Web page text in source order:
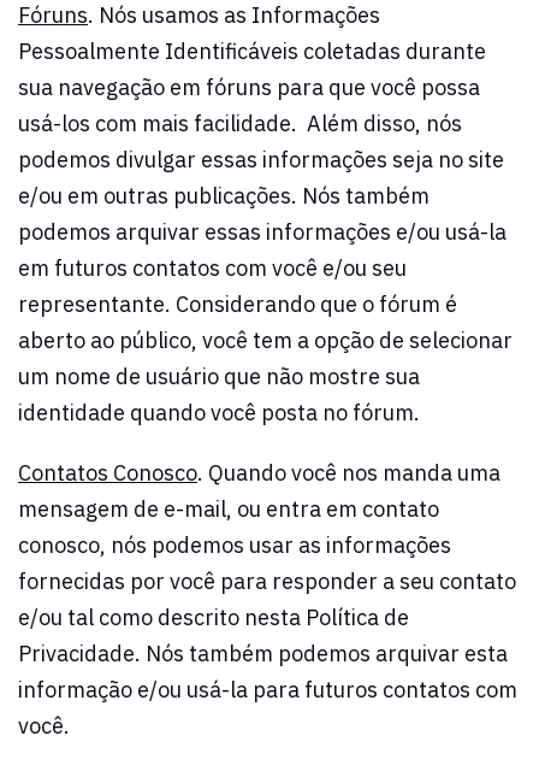
Fóruns. Nós usamos as Informações
Pessoalmente Identificáveis coletadas durante
sua navegação em fóruns para que você possa
usá-los com mais facilidade. Além disso, nós
podemos divulgar essas informações seja no site
e/ou em outras publicações. Nós também
podemos arquivar essas informações e/ou usá-la
em futuros contatos com você e/ou seu
representante. Considerando que o fórum é
aberto ao público, você tem a opção de selecionar
um nome de usuário que não mostre sua
identidade quando você posta no fórum.
Contatos Conosco. Quando você nos manda uma
mensagem de e-mail, ou entra em contato
conosco, nós podemos usar as informações
fornecidas por você para responder a seu contato
e/ou tal como descrito nesta Política de
Privacidade. Nós também podemos arquivar esta
informação e/ou usá-la para futuros contatos com
você.